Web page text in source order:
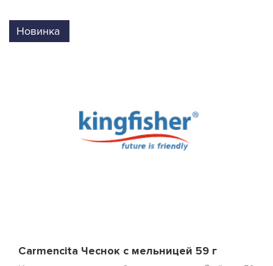
Новинка
Carmencita Чеснок c мельницей 59 г